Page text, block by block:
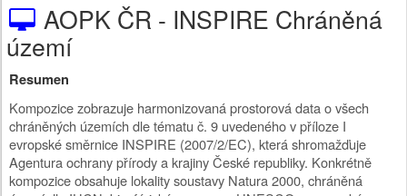
AOPK ČR - INSPIRE Chráněná
území
Resumen
Kompozice zobrazuje harmonizovaná prostorová data o všech
chráněných územích dle tématu č. 9 uvedeného v příloze I
evropské směrnice INSPIRE (2007/2/EC), která shromažďuje
Agentura ochrany přírody a krajiny České republiky. Konkrétně
kompozice obsahuje lokality soustavy Natura 2000, chráněná